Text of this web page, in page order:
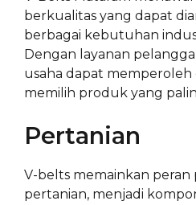
berkualitas yang dapat
berbagai kebutuhan
Dengan layanan
usaha dapat
memilih produk yang
Pertanian
V-belts memainkan
pertanian, menjadi